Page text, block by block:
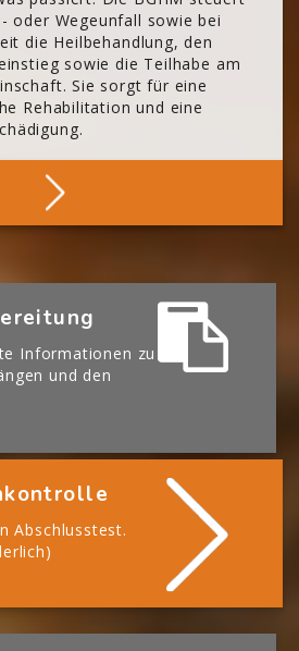
oder Wegeunfall sowie bei
die Heilbehandlung, den
sowie die Teilhabe am
Sie sorgt für eine
Rehabilitation und eine
Die BGHM
Informationen zu
und den
Abschlusstest.